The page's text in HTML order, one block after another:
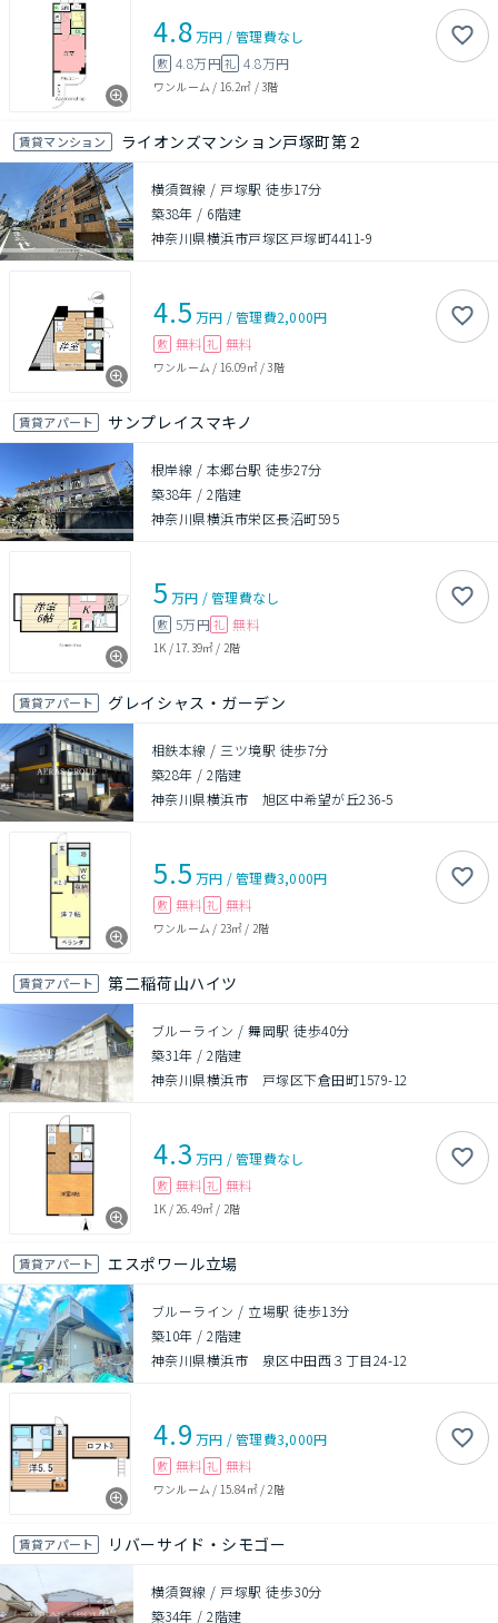
4.8万円 /管理費なし
敷 4.8万円礼 4.8万円
ワンルーム / 16.2㎡ /3階
賃貸マンション ライオンズマンション戸塚町第２
横須賀線 / 戸塚駅 徒歩17分
築38年 / 6階建
神奈川県横浜市戸塚区戸塚町4411-9
4.5 万円 /管理費2,000円
敷 無料 礼 無料
ワンルーム / 16.09㎡/3階
賃貸アパート サンプレイスマキノ
根岸線 / 本郷台駅 徒歩27分
築38年 /2階建
神奈川県横浜市栄区長沼町595
5 万円 /管理費なし
敷 5万円 礼 無料
1K / 17.39㎡ / 2階
賃貸アパート グレイシャス・ガーデン
相鉄本線 / 三ツ境駅 徒歩7分
築28年 /2階建
神奈川県横浜市 旭区中希望が丘236-5
5.5 万円 /管理費3,000円
敷 無料 礼 無料
ワンルーム / 23㎡ / 2階
賃貸アパート 第二稲荷山ハイツ
ブルーライン / 舞岡駅 徒歩40分
築31年 /2階建
神奈川県横浜市 戸塚区下倉田町1579-12
4.3 万円 /管理費なし
敷 無料 礼 無料
1K / 26.49㎡ / 2階
賃貸アパート エスポワール立場
ブルーライン / 立場駅 徒歩13分
築10年 /2階建
神奈川県横浜市 泉区中田西３丁目24-12
4.9 万円 /管理費3,000円
敷 無料 礼 無料
ワンルーム / 15.84㎡/ 2階
賃貸アパート リバーサイド・シモゴー
横須賀線 / 戸塚駅 徒歩30分
築34年 /2階建